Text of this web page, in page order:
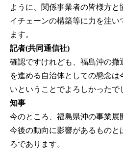
ように、関係事業者の皆様方と
イチェーンの構築等に力を注い
ます。
記者(共同通信社)
確認ですけれども、福島沖の撤
を進める自治体としての懸念
いということでよろしかったで
知事
今のところ、福島県沖の事業展
今後の動向に影響があるものと
ろであります。